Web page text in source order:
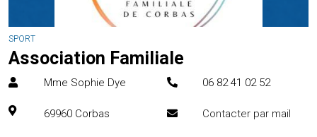
SPORT
Association Familiale
Mme Sophie Dye
69960 Corbas
06 82 41 02 52
Contacter par mail